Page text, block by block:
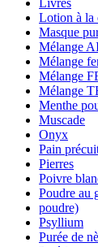
Lotion à la
Masque
Mélange
Mélange
Mélange
Mélange
Menthe
Muscade
Onyx
Pain
Pierres
Poivre
Poudre au
poudre)
Psyllium
Purée de